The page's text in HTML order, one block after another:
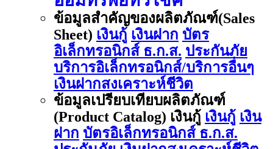
ข้อมูลสำคัญของผลิตภัณฑ์(Sales
Sheet) เงินกู้ เงินฝาก บัตร
อิเล็กทรอนิกส์ ธ.ก.ส. ประกันภัย
บริการอิเล็กทรอนิกส์/บริการอื่นๆ
เงินฝากสงเคราะห์ชีวิต
ข้อมูลเปรียบเทียบผลิตภัณฑ์
(Product Catalog) เงินกู้ เงินกู้ เงิน
ฝาก บัตรอิเล็กทรอนิกส์ ธ.ก.ส.